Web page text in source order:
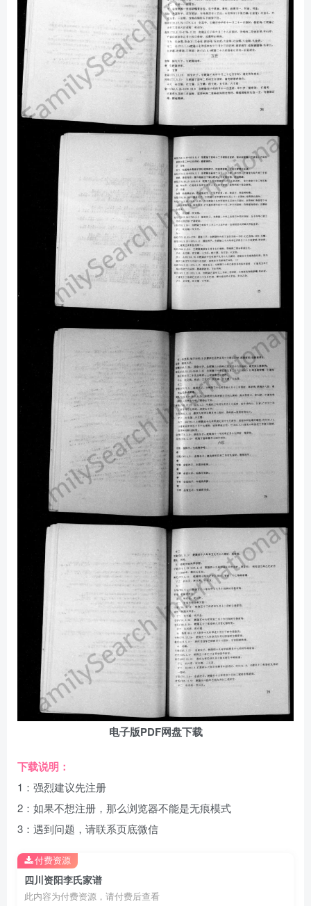
电子版PDF网盘下载
下载说明：
1：强烈建议先注册
2：如果不想注册，那么浏览器不能是无痕模式
3：遇到问题，请联系页底微信
四川资阳李氏家谱
此内容为付费资源，请付费后查看
付费资源